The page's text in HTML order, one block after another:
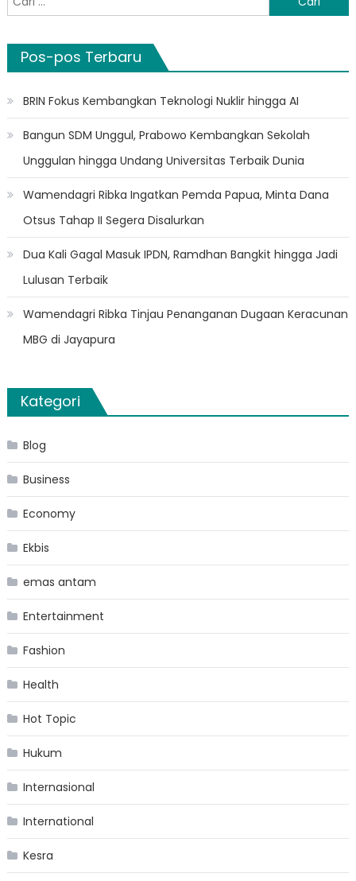
untuk:
Pos-pos Terbaru
BRIN Fokus Kembangkan Teknologi Nuklir hingga AI
Bangun SDM Unggul, Prabowo Kembangkan Sekolah
Unggulan hingga Undang Universitas Terbaik Dunia
Wamendagri Ribka Ingatkan Pemda Papua, Minta Dana
Otsus Tahap II Segera Disalurkan
Dua Kali Gagal Masuk IPDN, Ramdhan Bangkit hingga Jadi
Lulusan Terbaik
Wamendagri Ribka Tinjau Penanganan Dugaan Keracunan
MBG di Jayapura
Kategori
Blog
Business
Economy
Ekbis
emas antam
Entertainment
Fashion
Health
Hot Topic
Hukum
Internasional
International
Kesra